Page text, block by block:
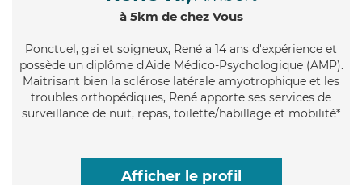
à 5km de chez Vous
Ponctuel, gai et soigneux, René a 14 ans d'expérience et
possède un diplôme d'Aide Médico-Psychologique (AMP).
Maitrisant bien la sclérose latérale amyotrophique et les
troubles orthopédiques, René apporte ses services de
surveillance de nuit, repas, toilette/habillage et mobilité*
Afficher le profil